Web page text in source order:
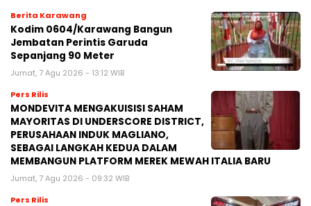
Berita Karawang
Kodim 0604/Karawang Bangun
Jembatan Perintis Garuda
Sepanjang 90 Meter
Jumat, 7 Agu 2026 - 13:12 WIB
Pers Rilis
MONDEVITA MENGAKUISISI SAHAM
MAYORITAS DI UNDERSCORE DISTRICT,
PERUSAHAAN INDUK MAGLIANO,
SEBAGAI LANGKAH KEDUA DALAM
MEMBANGUN PLATFORM MEREK MEWAH ITALIA BARU
Jumat, 7 Agu 2026 - 09:32 WIB
Pers Rilis